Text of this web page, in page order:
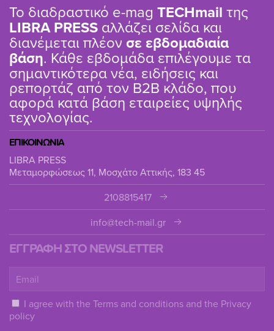
Το διαδραστικό e-mag TΕCHmail της
LIBRA PRESS αλλάζει σελίδα και
διανέμεται πλέον σε εβδομαδιαία
βάση. Κάθε εβδομάδα επιλέγουμε τα
σημαντικότερα νέα, ειδήσεις και
ρεπορτάζ από τον B2B κλάδο, που
αφορά κατά βάση εταιρείες υψηλής
τεχνολογίας.
ΕΠΙΚΟΙΝΩΝΙΑ
LIBRA PRESS
Μεταμορφώσεως 11, Μοσχάτο Αττικής, 183 45
2108815417
info@tech-mail.gr
ΕΓΓΡΑΦΗ ΣΤΟ NEWSLETTER
I agree with the Terms and conditions and the Privacy
policy